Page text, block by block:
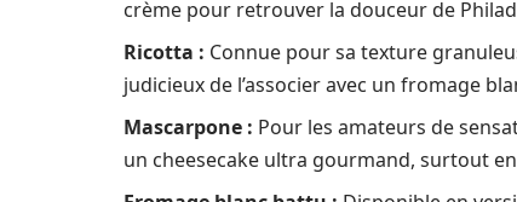
crème pour retrouver la douceur de
Ricotta : Connue pour sa texture
judicieux de l’associer avec un fromage
Mascarpone : Pour les amateurs de
un cheesecake ultra gourmand, surtout